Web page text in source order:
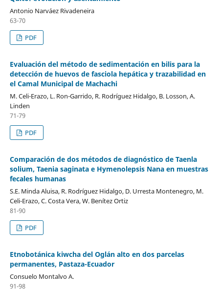
Antonio Narváez Rivadeneira
63-70
PDF
Evaluación del método de sedimentación en bilis para la
detección de huevos de fasciola hepática y trazabilidad en
el Camal Municipal de Machachi
M. Celi-Erazo, L. Ron-Garrido, R. Rodríguez Hidalgo, B. Losson, A.
Linden
71-79
PDF
Comparación de dos métodos de diagnóstico de Taenla
solium, Taenia saginata e Hymenolepsis Nana en muestras
fecales humanas
S.E. Minda Aluisa, R. Rodríguez Hidalgo, D. Urresta Montenegro, M.
Celi-Erazo, C. Costa Vera, W. Benítez Ortiz
81-90
PDF
Etnobotánica kiwcha del Oglán alto en dos parcelas
permanentes, Pastaza-Ecuador
Consuelo Montalvo A.
91-98